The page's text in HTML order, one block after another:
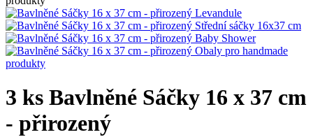
3 ks Bavlněné Sáčky 16 x 37 cm
- přirozený